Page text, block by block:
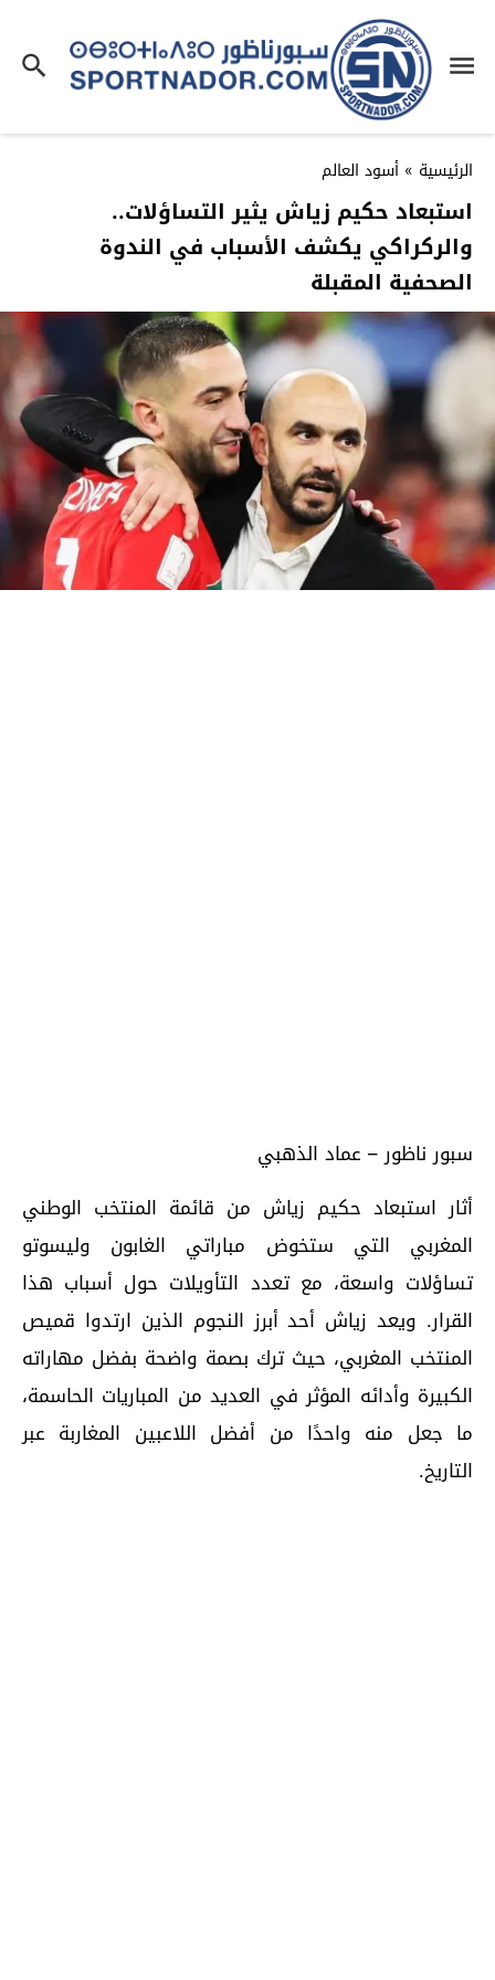
الرئيسية » أسود العالم
استبعاد حكيم زياش يثير التساؤلات..
والركراكي يكشف الأسباب في الندوة
الصحفية المقبلة
سبور ناظور – عماد الذهبي
أثار استبعاد حكيم زياش من قائمة المنتخب الوطني
المغربي التي ستخوض مباراتي الغابون وليسوتو
تساؤلات واسعة، مع تعدد التأويلات حول أسباب هذا
القرار. ويعد زياش أحد أبرز النجوم الذين ارتدوا قميص
المنتخب المغربي، حيث ترك بصمة واضحة بفضل مهاراته
الكبيرة وأدائه المؤثر في العديد من المباريات الحاسمة،
ما جعل منه واحدًا من أفضل اللاعبين المغاربة عبر
التاريخ.